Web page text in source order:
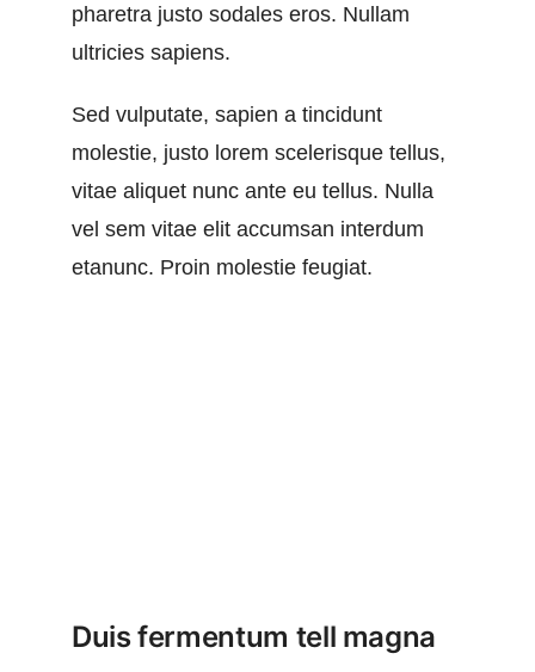
pharetra justo sodales eros. Nullam
ultricies sapiens.
Sed vulputate, sapien a tincidunt
molestie, justo lorem scelerisque tellus,
vitae aliquet nunc ante eu tellus. Nulla
vel sem vitae elit accumsan interdum
etanunc. Proin molestie feugiat.
Duis fermentum tell magna